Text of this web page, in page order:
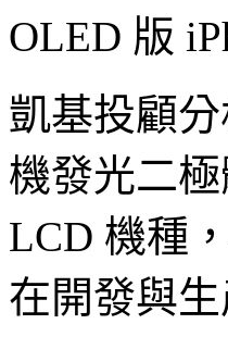
OLED 版
凱基投顧
機發光二
LCD 機種
在開發與